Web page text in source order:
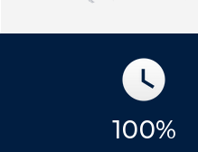
100%